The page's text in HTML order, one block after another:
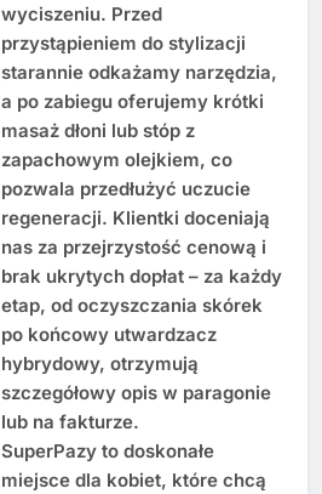
wyciszeniu. Przed
przystąpieniem do stylizacji
starannie odkażamy narzędzia,
a po zabiegu oferujemy krótki
masaż dłoni lub stóp z
zapachowym olejkiem, co
pozwala przedłużyć uczucie
regeneracji. Klientki doceniają
nas za przejrzystość cenową i
brak ukrytych dopłat – za każdy
etap, od oczyszczania skórek
po końcowy utwardzacz
hybrydowy, otrzymują
szczegółowy opis w paragonie
lub na fakturze.
SuperPazy to doskonałe
miejsce dla kobiet, które chcą